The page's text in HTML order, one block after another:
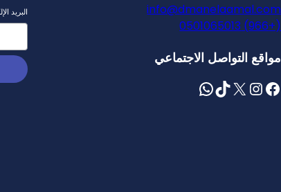
info@dmanelaamal.com
(+966) 0501065013
مواقع التواصل الاجتماعي
Facebook
Instagram
X
TikTok واتساب
البريد